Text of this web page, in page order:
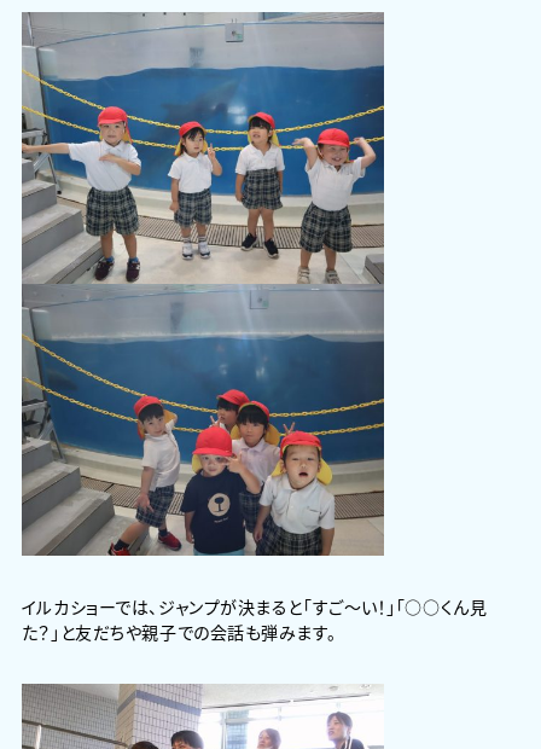
イルカショーでは、ジャンプが決まると「すご～い！」「○○くん見
た？」と友だちや親子での会話も弾みます。